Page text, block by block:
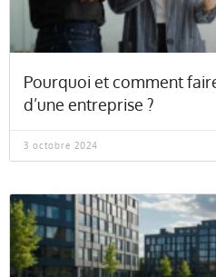
Pourquoi et comment
d’une entreprise ?
3 octobre 2024